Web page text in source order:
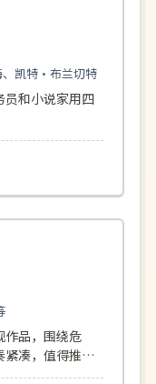
凯特·布兰切特
员和小说家用四
164分钟
作品，围绕危
凑，值得推荐